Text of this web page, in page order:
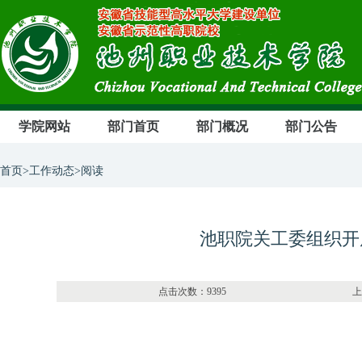
学院网站 部门首页 部门概况 部门公告
首页>工作动态>阅读
池职院关工委组织
点击次数：9395 上传